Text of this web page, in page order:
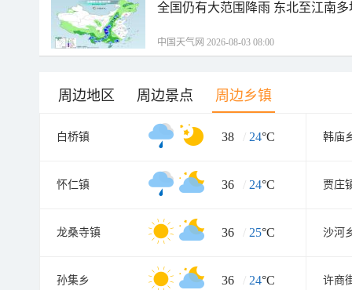
全国仍有大范围降雨 东北至江南
中国天气网 2026-08-03 08:00
周边地区 周边景点 周边乡镇
白桥镇 38 / 24°C 韩庙
怀仁镇 36 / 24°C 贾庄
龙桑寺镇 36 / 25°C 沙河
孙集乡 36 / 24°C 许商